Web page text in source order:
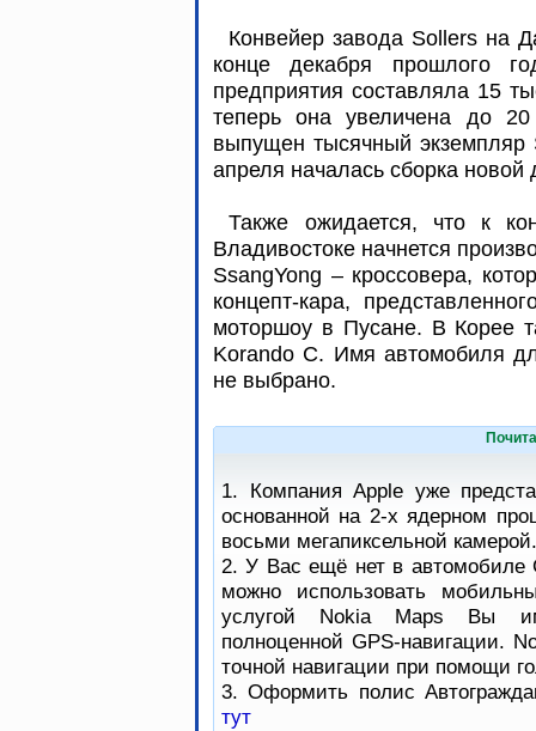
Конвейер завода Sollers на
конце декабря прошлого
предприятия составляла 15
теперь она увеличена до
выпущен тысячный экземпляр
апреля началась сборка
Также ожидается, что к
Владивостоке начнется
SsangYong – кроссовера,
концепт-кара,
моторшоу в Пусане. В Корее
Korando C. Имя автомобиля
не выбрано.
1. Компания Apple уже
основанной на 2-х ядерном
восьми мегапиксельной камерой.
2. У Вас ещё нет в автомобиле
можно использовать
услугой Nokia Maps Вы
полноценной GPS-навигации.
точной навигации при помощи
3. Оформить полис
тут